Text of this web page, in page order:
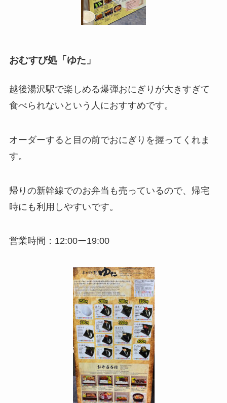
おむすび処「ゆた」
越後湯沢駅で楽しめる爆弾おにぎりが大きすぎて
食べられないという人におすすめです。
オーダーすると目の前でおにぎりを握ってくれま
す。
帰りの新幹線でのお弁当も売っているので、帰宅
時にも利用しやすいです。
営業時間：12:00ー19:00